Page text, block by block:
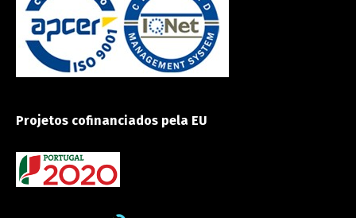
Projetos cofinanciados pela EU